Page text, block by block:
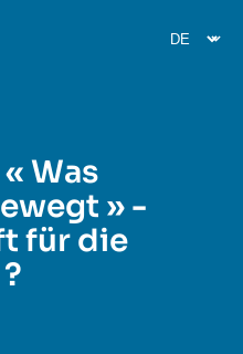
Was
» -
für die